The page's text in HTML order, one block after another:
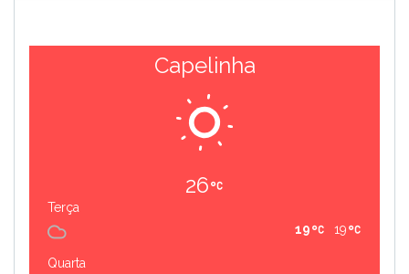
Capelinha
26
Terça
19
19
Quarta